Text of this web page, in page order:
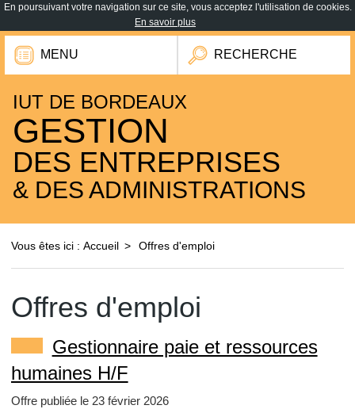
En poursuivant votre navigation sur ce site, vous acceptez l'utilisation de cookies.
En savoir plus
MENU RECHERCHE
IUT DE BORDEAUX
GESTION
DES ENTREPRISES
& DES ADMINISTRATIONS
Vous êtes ici : Accueil Offres d'emploi
Offres d'emploi
Gestionnaire paie et ressources
humaines H/F
Offre publiée le 23 février 2026